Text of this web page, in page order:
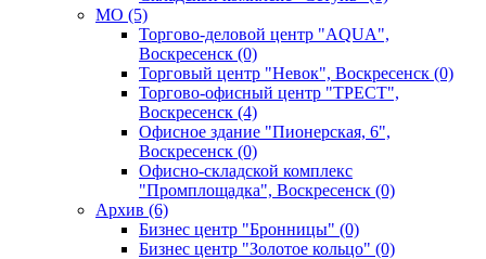
MO (5)
Торгово-деловой центр "AQUA",
Воскресенск (0)
Торговый центр "Невок", Воскресенск (0)
Торгово-офисный центр "ТРЕСТ",
Воскресенск (4)
Офисное здание "Пионерская, 6",
Воскресенск (0)
Офисно-складской комплекс
"Промплощадка", Воскресенск (0)
Архив (6)
Бизнес центр "Бронницы" (0)
Бизнес центр "Золотое кольцо" (0)